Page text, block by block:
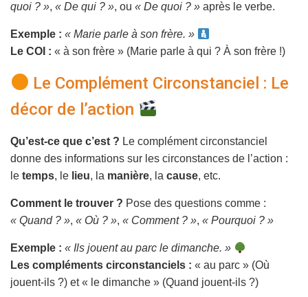
quoi ? », « De qui ? », ou « De quoi ? » après le verbe.
Exemple : « Marie parle à son frère. »
Le COI : « à son frère » (Marie parle à qui ? À son frère !)
Le Complément Circonstanciel : Le
décor de l’action
Qu’est-ce que c’est ? Le complément circonstanciel
donne des informations sur les circonstances de l’action :
le temps, le lieu, la manière, la cause, etc.
Comment le trouver ? Pose des questions comme :
« Quand ? », « Où ? », « Comment ? », « Pourquoi ? »
Exemple : « Ils jouent au parc le dimanche. »
Les compléments circonstanciels : « au parc » (Où
jouent-ils ?) et « le dimanche » (Quand jouent-ils ?)